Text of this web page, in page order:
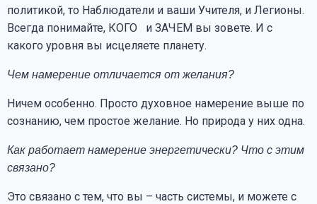
политикой, то Наблюдатели и ваши Учителя, и Легионы.
Всегда понимайте, КОГО и ЗАЧЕМ вы зовете. И с
какого уровня вы исцеляете планету.
Чем намерение отличается от желания?
Ничем особенно. Просто духовное намерение выше по
сознанию, чем простое желание. Но природа у них одна.
Как работает намерение энергетически? Что с этим
связано?
Это связано с тем, что вы – часть системы, и можете с